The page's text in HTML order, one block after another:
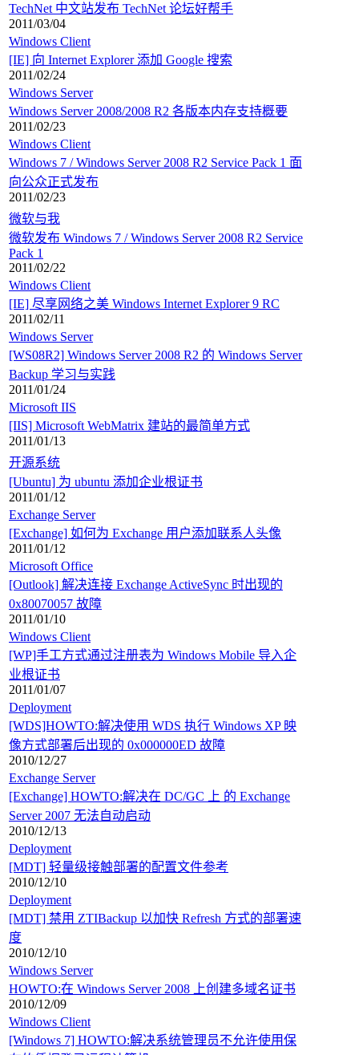
TechNet 中文站发布 TechNet 论坛好帮手
2011/03/04
Windows Client
[IE] 向 Internet Explorer 添加 Google 搜索
2011/02/24
Windows Server
Windows Server 2008/2008 R2 各版本内存支持概要
2011/02/23
Windows Client
Windows 7 / Windows Server 2008 R2 Service Pack 1 面
向公众正式发布
2011/02/23
微软与我
微软发布 Windows 7 / Windows Server 2008 R2 Service
Pack 1
2011/02/22
Windows Client
[IE] 尽享网络之美 Windows Internet Explorer 9 RC
2011/02/11
Windows Server
[WS08R2] Windows Server 2008 R2 的 Windows Server
Backup 学习与实践
2011/01/24
Microsoft IIS
[IIS] Microsoft WebMatrix 建站的最简单方式
2011/01/13
开源系统
[Ubuntu] 为 ubuntu 添加企业根证书
2011/01/12
Exchange Server
[Exchange] 如何为 Exchange 用户添加联系人头像
2011/01/12
Microsoft Office
[Outlook] 解决连接 Exchange ActiveSync 时出现的
0x80070057 故障
2011/01/10
Windows Client
[WP]手工方式通过注册表为 Windows Mobile 导入企
业根证书
2011/01/07
Deployment
[WDS]HOWTO:解决使用 WDS 执行 Windows XP 映
像方式部署后出现的 0x000000ED 故障
2010/12/27
Exchange Server
[Exchange] HOWTO:解决在 DC/GC 上 的 Exchange
Server 2007 无法自动启动
2010/12/13
Deployment
[MDT] 轻量级接触部署的配置文件参考
2010/12/10
Deployment
[MDT] 禁用 ZTIBackup 以加快 Refresh 方式的部署速
度
2010/12/10
Windows Server
HOWTO:在 Windows Server 2008 上创建多域名证书
2010/12/09
Windows Client
[Windows 7] HOWTO:解决系统管理员不允许使用保